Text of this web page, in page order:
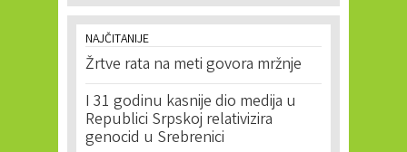
NAJČITANIJE
Žrtve rata na meti govora mržnje
I 31 godinu kasnije dio medija u
Republici Srpskoj relativizira
genocid u Srebrenici